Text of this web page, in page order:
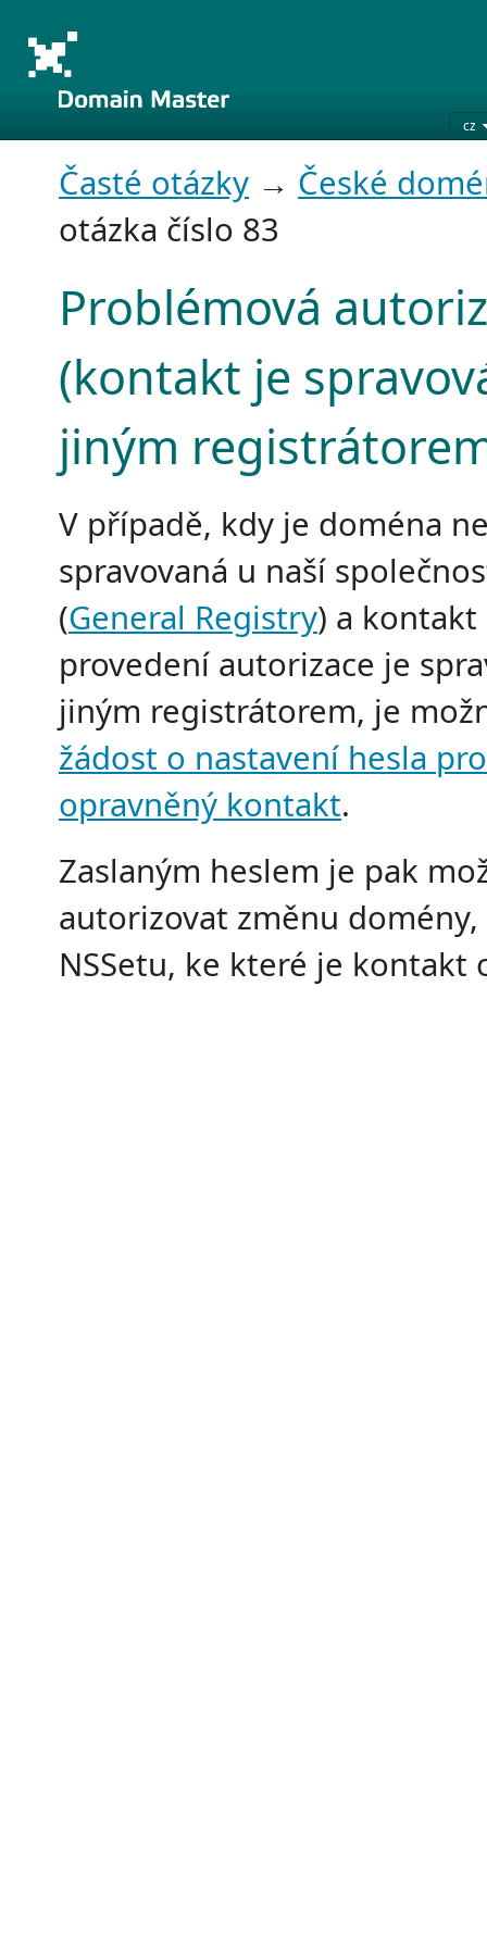
cz
Časté otázky → České
otázka číslo 83
Problémová
(kontakt je
jiným
V případě, kdy je doména
spravovaná u naší
(General Registry) a
provedení autorizace je
jiným registrátorem, je
žádost o nastavení hesla pro
opravněný kontakt.
Zaslaným heslem je pak
autorizovat změnu
NSSetu, ke které je kontakt